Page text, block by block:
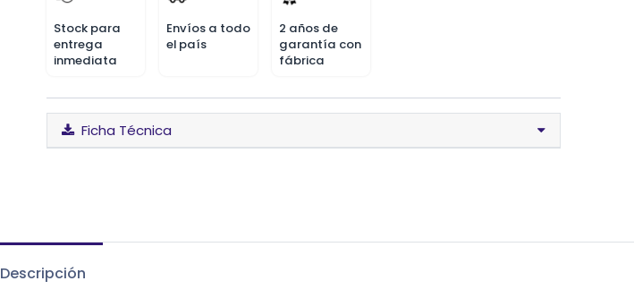
Stock para
entrega
inmediata
Envíos a todo
el país
2 años de
garantía con
fábrica
Ficha Técnica
Descripción